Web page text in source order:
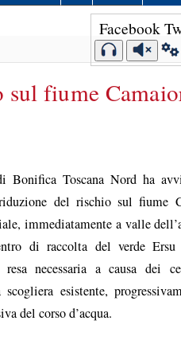
Facebook
fiume
Bonifica Toscana Nord ha
del rischio sul fiume
immediatamente a valle
di raccolta del verde Ersu
necessaria a causa dei
esistente,
del corso d’acqua.